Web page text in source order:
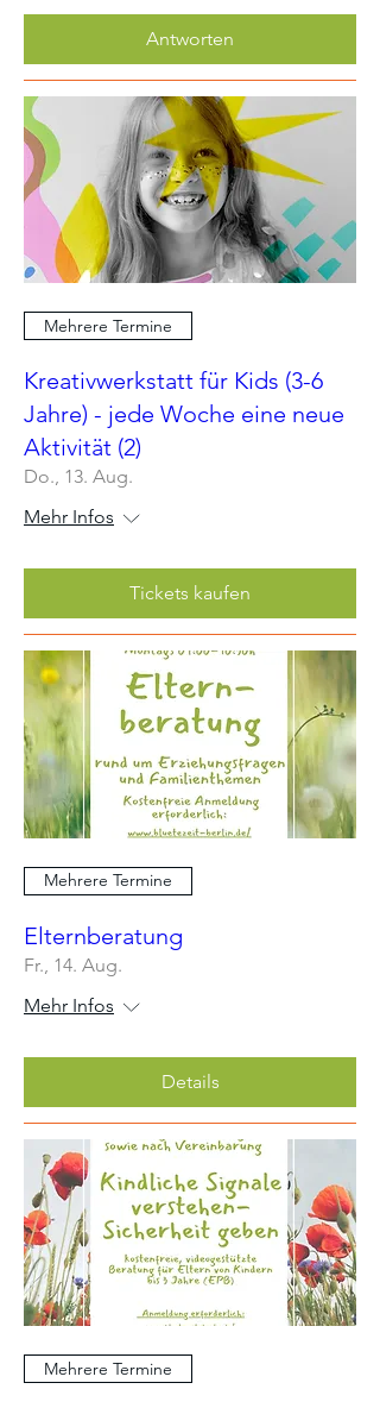
Antworten
Mehrere Termine
Kreativwerkstatt für Kids (3-6
Jahre) - jede Woche eine neue
Aktivität (2)
Do., 13. Aug.
Mehr Infos
Tickets kaufen
Mehrere Termine
Elternberatung
Fr., 14. Aug.
Mehr Infos
Details
Mehrere Termine